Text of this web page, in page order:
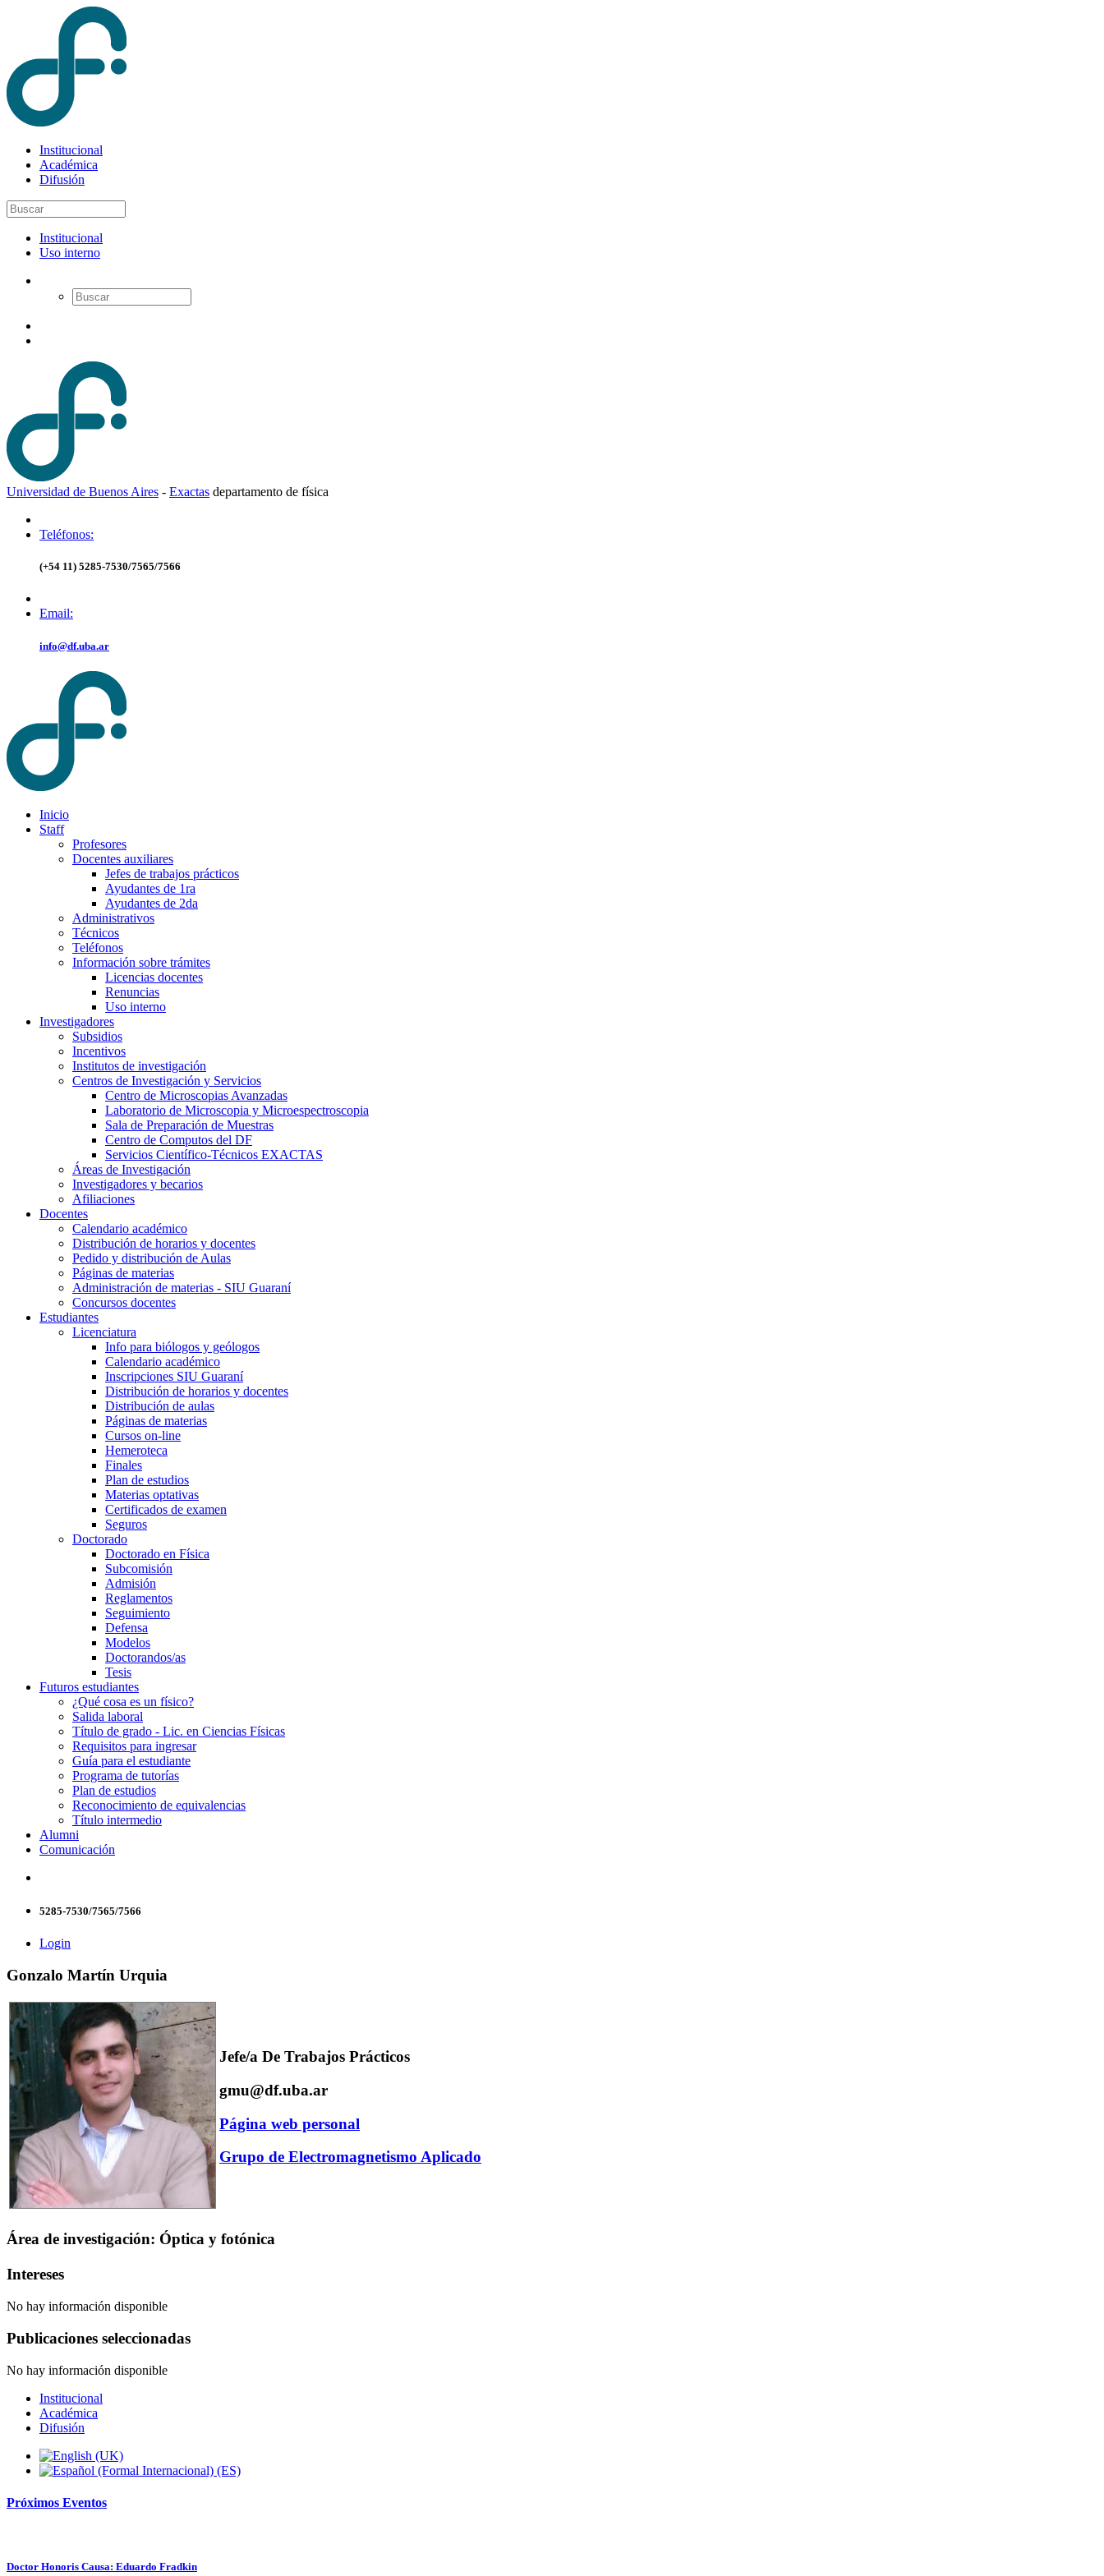
Institucional
Académica
Difusión
Institucional
Uso interno
Universidad de Buenos Aires - Exactas departamento de física
Teléfonos:
(+54 11) 5285-7530/7565/7566
Email:
info@df.uba.ar
Inicio
Staff
Profesores
Docentes auxiliares
Jefes de trabajos prácticos
Ayudantes de 1ra
Ayudantes de 2da
Administrativos
Técnicos
Teléfonos
Información sobre trámites
Licencias docentes
Renuncias
Uso interno
Investigadores
Subsidios
Incentivos
Institutos de investigación
Centros de Investigación y Servicios
Centro de Microscopias Avanzadas
Laboratorio de Microscopia y Microespectroscopia
Sala de Preparación de Muestras
Centro de Computos del DF
Servicios Científico-Técnicos EXACTAS
Áreas de Investigación
Investigadores y becarios
Afiliaciones
Docentes
Calendario académico
Distribución de horarios y docentes
Pedido y distribución de Aulas
Páginas de materias
Administración de materias - SIU Guaraní
Concursos docentes
Estudiantes
Licenciatura
Info para biólogos y geólogos
Calendario académico
Inscripciones SIU Guaraní
Distribución de horarios y docentes
Distribución de aulas
Páginas de materias
Cursos on-line
Hemeroteca
Finales
Plan de estudios
Materias optativas
Certificados de examen
Seguros
Doctorado
Doctorado en Física
Subcomisión
Admisión
Reglamentos
Seguimiento
Defensa
Modelos
Doctorandos/as
Tesis
Futuros estudiantes
¿Qué cosa es un físico?
Salida laboral
Título de grado - Lic. en Ciencias Físicas
Requisitos para ingresar
Guía para el estudiante
Programa de tutorías
Plan de estudios
Reconocimiento de equivalencias
Título intermedio
Alumni
Comunicación
5285-7530/7565/7566
Login
Gonzalo Martín Urquia
Jefe/a De Trabajos Prácticos
gmu@df.uba.ar
Página web personal
Grupo de Electromagnetismo Aplicado
Área de investigación: Óptica y fotónica
Intereses
No hay información disponible
Publicaciones seleccionadas
No hay información disponible
Institucional
Académica
Difusión
Próximos Eventos
Doctor Honoris Causa: Eduardo Fradkin